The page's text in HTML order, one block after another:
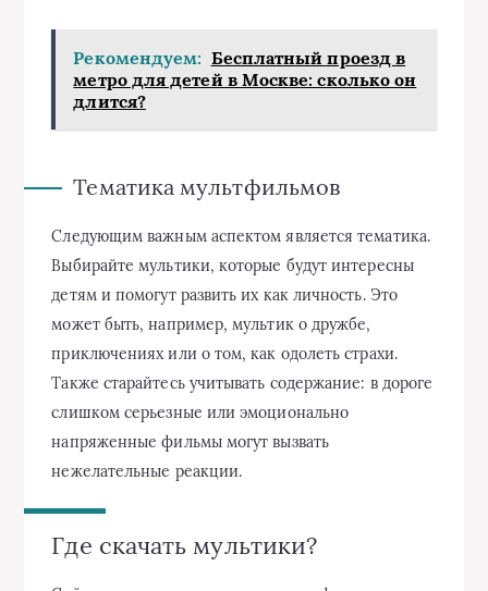
Рекомендуем: Бесплатный проезд в
метро для детей в Москве: сколько он
длится?
Тематика мультфильмов
Следующим важным аспектом является тематика.
Выбирайте мультики, которые будут интересны
детям и помогут развить их как личность. Это
может быть, например, мультик о дружбе,
приключениях или о том, как одолеть страхи.
Также старайтесь учитывать содержание: в дороге
слишком серьезные или эмоционально
напряженные фильмы могут вызвать
нежелательные реакции.
Где скачать мультики?